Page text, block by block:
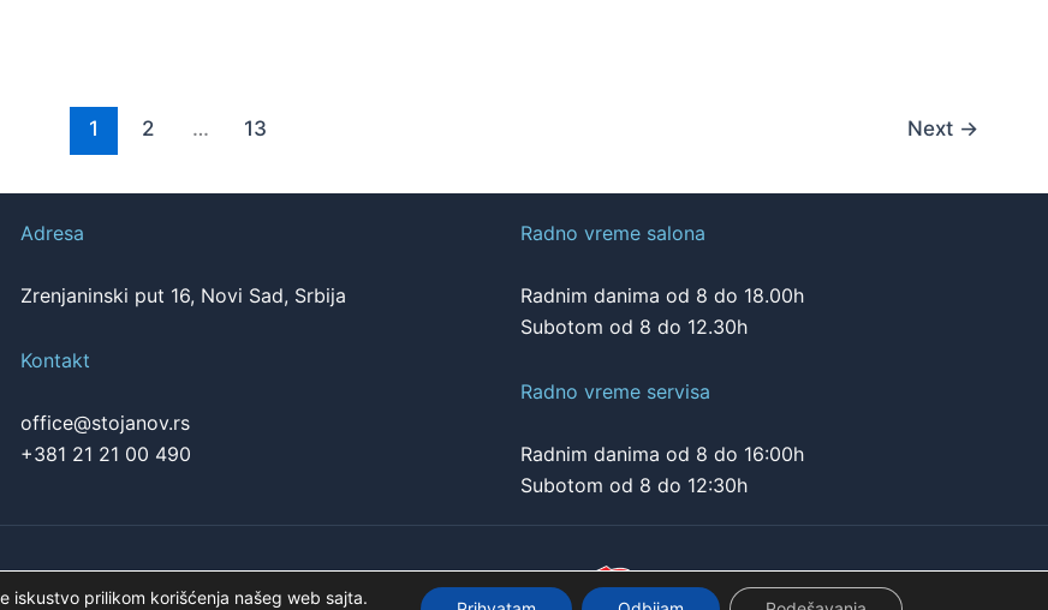
1 2 … 13 Next →
Adresa
Zrenjaninski put 16, Novi Sad, Srbija
Kontakt
office@stojanov.rs
+381 21 21 00 490
Radno vreme salona
Radnim danima od 8 do 18.00h
Subotom od 8 do 12.30h
Radno vreme servisa
Radnim danima od 8 do 16:00h
Subotom od 8 do 12:30h
Pogledajte našu ponudu na
iskustvo prilikom korišćenja našeg web sajta.